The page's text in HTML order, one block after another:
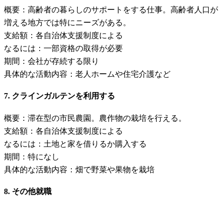
概要：高齢者の暮らしのサポートをする仕事。高齢者人口が
増える地方では特にニーズがある。
支給額：各自治体支援制度による
なるには：一部資格の取得が必要
期間：会社が存続する限り
具体的な活動内容：老人ホームや住宅介護など
7. クラインガルテンを利用する
概要：滞在型の市民農園。農作物の栽培を行える。
支給額：各自治体支援制度による
なるには：土地と家を借りるか購入する
期間：特になし
具体的な活動内容：畑で野菜や果物を栽培
8. その他就職